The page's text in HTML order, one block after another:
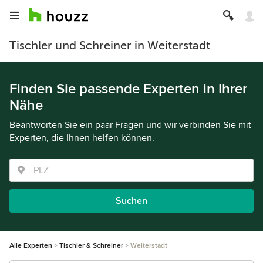
Tischler und Schreiner in Weiterstadt
Finden Sie passende Experten in Ihrer
Nähe
Beantworten Sie ein paar Fragen und wir verbinden Sie mit
Experten, die Ihnen helfen können.
Suchen
Alle Experten Tischler & Schreiner Weiterstadt